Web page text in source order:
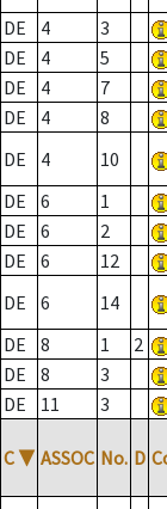
DE
4 3
DE
4 5
DE
4 7
DE
4 8
DE
4 10
DE
6 1
DE
6 2
DE
6 12
DE
6 14
DE
8 1 2
DE
8 3
DE
11 3
C ▼ ASSOC No. D